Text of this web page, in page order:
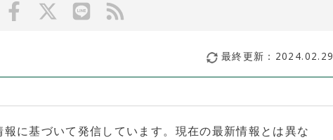
最終更新： 2024.02.29
に基づいて発信しています。現在の最新情報とは異な